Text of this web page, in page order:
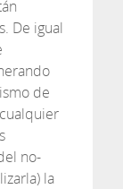
De igual
de
no-
la